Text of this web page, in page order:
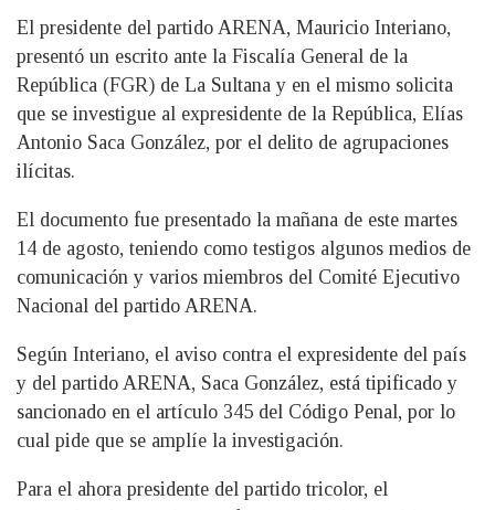
El presidente del partido ARENA, Mauricio Interiano,
presentó un escrito ante la Fiscalía General de la
República (FGR) de La Sultana y en el mismo solicita
que se investigue al expresidente de la República, Elías
Antonio Saca González, por el delito de agrupaciones
ilícitas.
El documento fue presentado la mañana de este martes
14 de agosto, teniendo como testigos algunos medios de
comunicación y varios miembros del Comité Ejecutivo
Nacional del partido ARENA.
Según Interiano, el aviso contra el expresidente del país
y del partido ARENA, Saca González, está tipificado y
sancionado en el artículo 345 del Código Penal, por lo
cual pide que se amplíe la investigación.
Para el ahora presidente del partido tricolor, el